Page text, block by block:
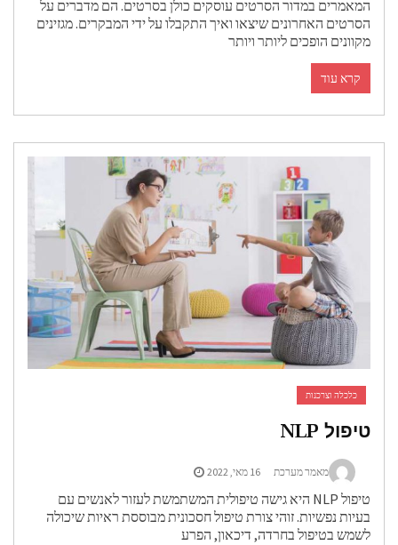
המאמרים במדור הסרטים עוסקים כולן בסרטים. הם מדברים על
הסרטים האחרונים שיצאו ואיך התקבלו על ידי המבקרים. מגזינים
מקוונים הופכים ליותר ויותר
קרא עוד
כלכלה וצרכנות
טיפול NLP
מאמר מערכת 16 מאי, 2022
טיפול NLP היא גישה טיפולית המשתמשת לעזור לאנשים עם
בעיות נפשיות. זוהי צורת טיפול חסכונית מבוססת ראיות שיכולה
לשמש בטיפול בחרדה, דיכאון, הפרע